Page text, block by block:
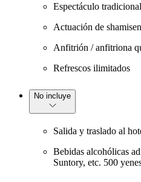
Espectáculo
Actuación de
Anfitrión / anfitriona
Refrescos ilimitados
No incluye
Salida y traslado al
Bebidas alcohólicas
Suntory, etc. 500